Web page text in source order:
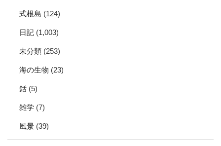
式根島 (124)
日記 (1,003)
未分類 (253)
海の生物 (23)
銛 (5)
雑学 (7)
風景 (39)